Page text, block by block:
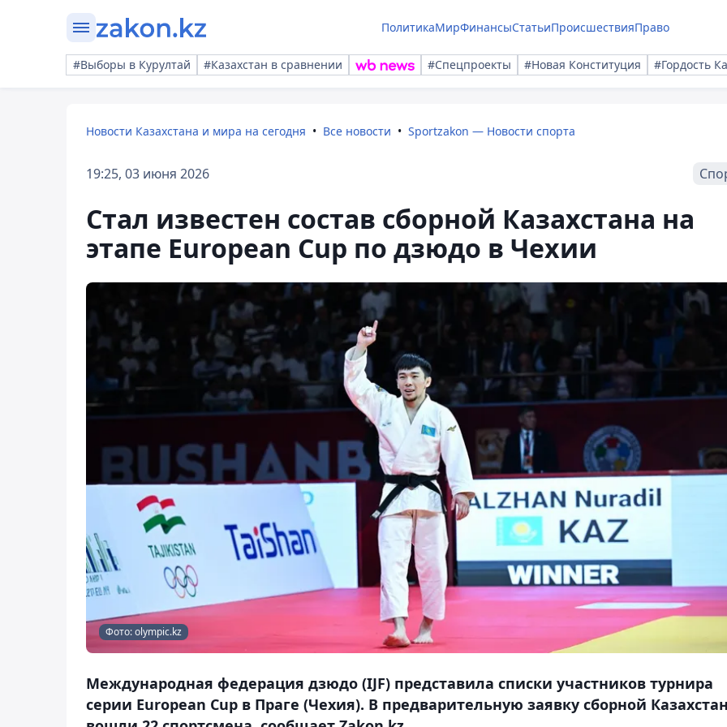
ПолитикаМирФинансыСтатьиПроисшествияПраво
#Выборы в Курултай #Казахстан в сравнении #Спецпроекты #Новая Конституция #Гордость
Новости Казахстана и мира на сегодня Все новости Sportzakon — Новости спорта
19:25, 03 июня 2026
Стал известен состав сборной Казахстана на
этапе European Cup по дзюдо в Чехии
Фото: olympic.kz
Международная федерация дзюдо (IJF) представила списки участников турнира
серии European Cup в Праге (Чехия). В предварительную заявку сборной